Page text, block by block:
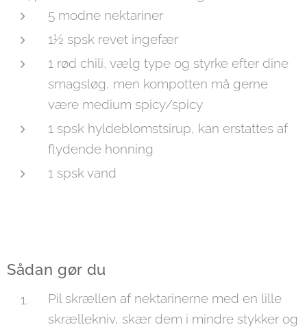
5 modne nektariner
1½ spsk revet ingefær
1 rød chili, vælg type og styrke efter dine
smagsløg, men kompotten må gerne
være medium spicy/spicy
1 spsk hyldeblomstsirup, kan erstattes af
flydende honning
1 spsk vand
Sådan gør du
Pil skrællen af nektarinerne med en lille
skrællekniv, skær dem i mindre stykker og